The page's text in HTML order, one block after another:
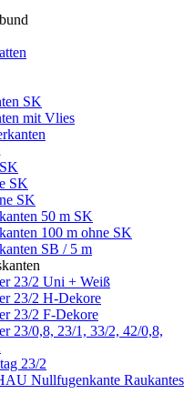
SK
mit Vlies
SK
SK
50 m SK
100 m ohne SK
SB / 5 m
23/2 Uni + Weiß
23/2 H-Dekore
23/2 F-Dekore
23/0,8, 23/1, 33/2, 42/0,8,
23/2
Nullfugenkante Raukantes